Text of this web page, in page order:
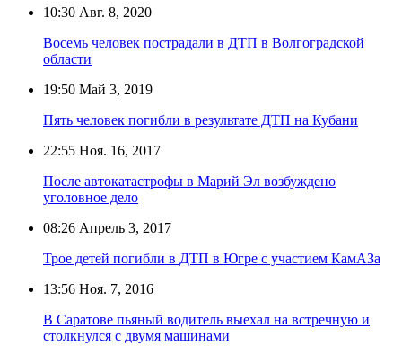
10:30 Авг. 8, 2020
Восемь человек пострадали в ДТП в Волгоградской
области
19:50 Май 3, 2019
Пять человек погибли в результате ДТП на Кубани
22:55 Ноя. 16, 2017
После автокатастрофы в Марий Эл возбуждено
уголовное дело
08:26 Апрель 3, 2017
Трое детей погибли в ДТП в Югре с участием КамАЗа
13:56 Ноя. 7, 2016
В Саратове пьяный водитель выехал на встречную и
столкнулся с двумя машинами